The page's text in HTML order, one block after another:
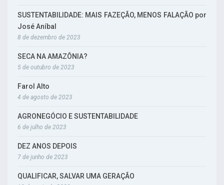
SUSTENTABILIDADE: MAIS FAZEÇÃO, MENOS FALAÇÃO por
José Aníbal
8 de dezembro de 2023
SECA NA AMAZÔNIA?
5 de outubro de 2023
Farol Alto
4 de agosto de 2023
AGRONEGÓCIO E SUSTENTABILIDADE
6 de julho de 2023
DEZ ANOS DEPOIS
7 de junho de 2023
QUALIFICAR, SALVAR UMA GERAÇÃO